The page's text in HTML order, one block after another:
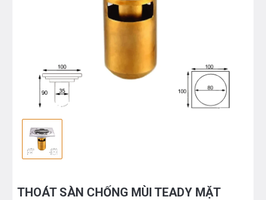
THOÁT SÀN CHỐNG MÙI TEADY MẶT